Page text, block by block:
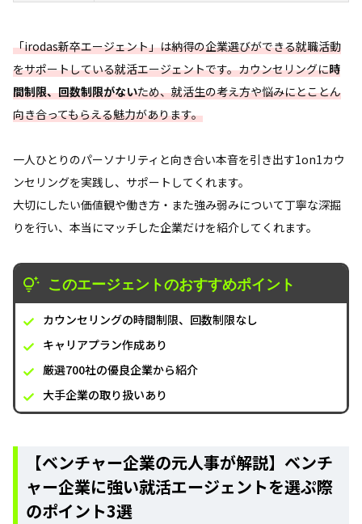
「irodas新卒エージェント」は納得の企業選びができる就職活動
をサポートしている就活エージェントです。カウンセリングに時
間制限、回数制限がないため、就活生の考え方や悩みにとことん
向き合ってもらえる魅力があります。
一人ひとりのパーソナリティと向き合い本音を引き出す1on1カウ
ンセリングを実践し、サポートしてくれます。
大切にしたい価値観や働き方・また強み弱みについて丁寧な深掘
りを行い、本当にマッチした企業だけを紹介してくれます。
このエージェントのおすすめポイント
カウンセリングの時間制限、回数制限なし
キャリアプラン作成あり
厳選700社の優良企業から紹介
大手企業の取り扱いあり
【ベンチャー企業の元人事が解説】ベンチ
ャー企業に強い就活エージェントを選ぷ際
のポイント3選